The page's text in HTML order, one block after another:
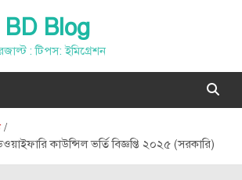
Blog
: টিপস: ইমিগ্রেশন
কাউন্সিল ভর্তি বিজ্ঞপ্তি ২০২৫ (সরকারি)